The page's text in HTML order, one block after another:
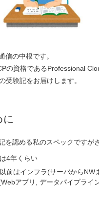
信の中根です。
の資格であるProfessional
受験記をお届けします。
に
を認める私のスペックですが
4年くらい
前はインフラ(サーバから
アプリ, データパイプライ